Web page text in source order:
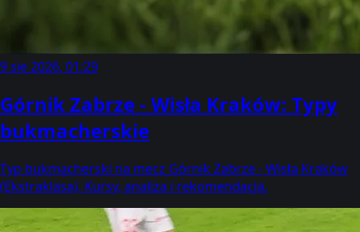
9 sie 2026, 01:29
Górnik Zabrze - Wisła Kraków: Typy
bukmacherskie
Typ bukmacherski na mecz Górnik Zabrze - Wisła Kraków
(Ekstraklasa). Kursy, analiza i rekomendacja.